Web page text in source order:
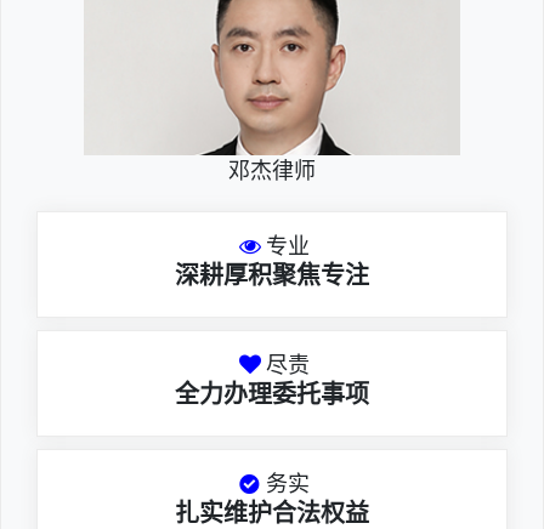
邓杰律师
专业
深耕厚积聚焦专注
尽责
全力办理委托事项
务实
扎实维护合法权益